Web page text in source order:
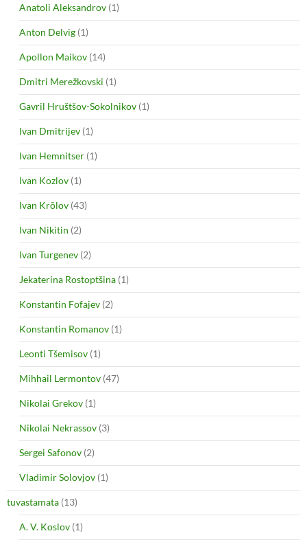
Anatoli Aleksandrov (1)
Anton Delvig (1)
Apollon Maikov (14)
Dmitri Merežkovski (1)
Gavril Hruštšov-Sokolnikov (1)
Ivan Dmitrijev (1)
Ivan Hemnitser (1)
Ivan Kozlov (1)
Ivan Krõlov (43)
Ivan Nikitin (2)
Ivan Turgenev (2)
Jekaterina Rostoptšina (1)
Konstantin Fofajev (2)
Konstantin Romanov (1)
Leonti Tšemisov (1)
Mihhail Lermontov (47)
Nikolai Grekov (1)
Nikolai Nekrassov (3)
Sergei Safonov (2)
Vladimir Solovjov (1)
tuvastamata (13)
A. V. Koslov (1)